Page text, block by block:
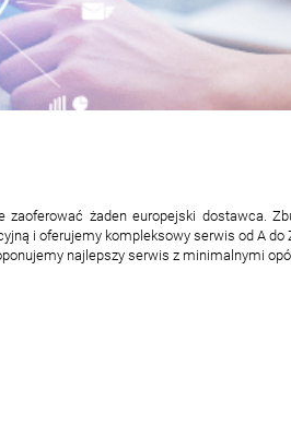
zaoferować żaden europejski dostawca.
i oferujemy kompleksowy serwis od A do
najlepszy serwis z minimalnymi